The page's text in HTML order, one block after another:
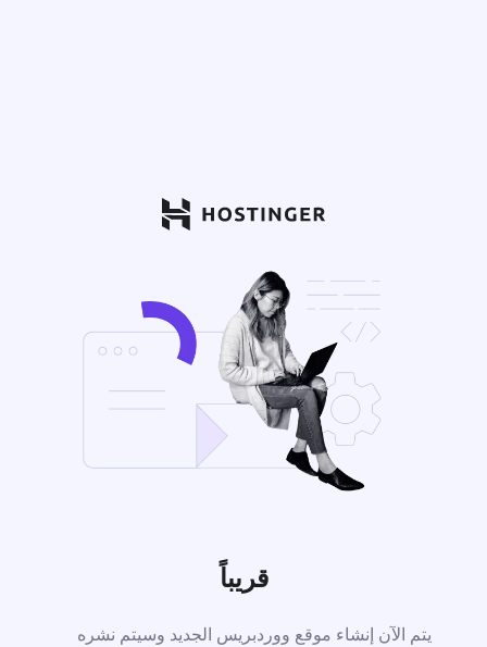
قريباً
يتم الآن إنشاء موقع ووردبريس الجديد وسيتم نشره